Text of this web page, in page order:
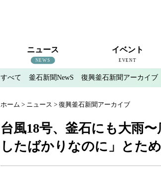
ニュース
NEWS
すべて
釜石新聞NewS
復興釜石新聞アーカイブ
地域情報
インタビュー
イベント
EVENT
釜石のイベント情報
すべて 釜石新聞NewS 復興釜石新聞アーカイブ
ホーム > ニュース > 復興釜石新聞アーカイブ
台風18号、釜石にも大雨
したばかりなのに」とた